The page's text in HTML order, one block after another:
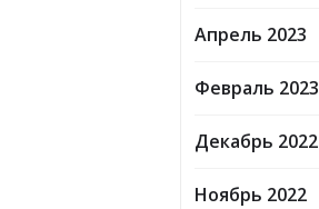
Апрель 2023
Февраль 2023
Декабрь 2022
Ноябрь 2022